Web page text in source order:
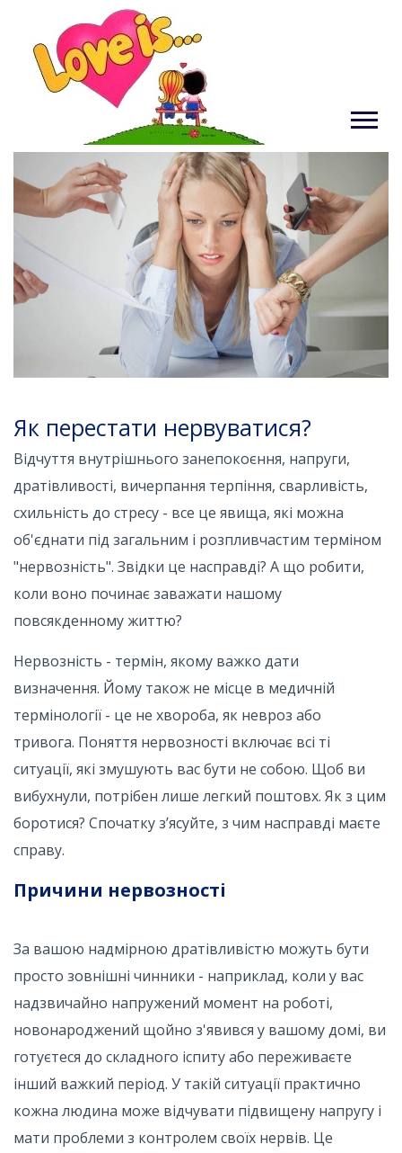
Як перестати нервуватися?
Відчуття внутрішнього занепокоєння, напруги,
дратівливості, вичерпання терпіння, сварливість,
схильність до стресу - все це явища, які можна
об'єднати під загальним і розпливчастим терміном
"нервозність". Звідки це насправді? А що робити,
коли воно починає заважати нашому
повсякденному життю?
Нервозність - термін, якому важко дати
визначення. Йому також не місце в медичній
термінології - це не хвороба, як невроз або
тривога. Поняття нервозності включає всі ті
ситуації, які змушують вас бути не собою. Щоб ви
вибухнули, потрібен лише легкий поштовх. Як з цим
боротися? Спочатку з’ясуйте, з чим насправді маєте
справу.
Причини нервозності
За вашою надмірною дратівливістю можуть бути
просто зовнішні чинники - наприклад, коли у вас
надзвичайно напружений момент на роботі,
новонароджений щойно з'явився у вашому домі, ви
готуєтеся до складного іспиту або переживаєте
інший важкий період. У такій ситуації практично
кожна людина може відчувати підвищену напругу і
мати проблеми з контролем своїх нервів. Це